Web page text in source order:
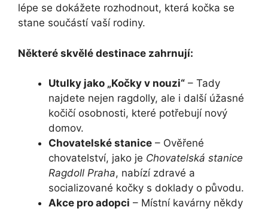
lépe se dokážete rozhodnout, která kočka se
stane součástí vaší rodiny.
Některé skvělé destinace zahrnují:
Utulky jako „Kočky v nouzi“ – Tady
najdete nejen ragdolly, ale i další úžasné
kočičí osobnosti, které potřebují nový
domov.
Chovatelské stanice – Ověřené
chovatelství, jako je Chovatelská stanice
Ragdoll Praha, nabízí zdravé a
socializované kočky s doklady o původu.
Akce pro adopci – Místní kavárny někdy